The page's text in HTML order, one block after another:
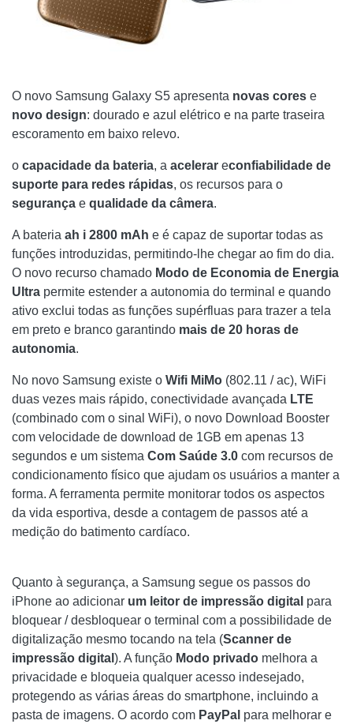
O novo Samsung Galaxy S5 apresenta novas cores e
novo design: dourado e azul elétrico e na parte traseira
escoramento em baixo relevo.
o capacidade da bateria, a acelerar econfiabilidade de
suporte para redes rápidas, os recursos para o
segurança e qualidade da câmera.
A bateria ah i 2800 mAh e é capaz de suportar todas as
funções introduzidas, permitindo-lhe chegar ao fim do dia.
O novo recurso chamado Modo de Economia de Energia
Ultra permite estender a autonomia do terminal e quando
ativo exclui todas as funções supérfluas para trazer a tela
em preto e branco garantindo mais de 20 horas de
autonomia.
No novo Samsung existe o Wifi MiMo (802.11 / ac), WiFi
duas vezes mais rápido, conectividade avançada LTE
(combinado com o sinal WiFi), o novo Download Booster
com velocidade de download de 1GB em apenas 13
segundos e um sistema Com Saúde 3.0 com recursos de
condicionamento físico que ajudam os usuários a manter a
forma. A ferramenta permite monitorar todos os aspectos
da vida esportiva, desde a contagem de passos até a
medição do batimento cardíaco.
Quanto à segurança, a Samsung segue os passos do
iPhone ao adicionar um leitor de impressão digital para
bloquear / desbloquear o terminal com a possibilidade de
digitalização mesmo tocando na tela (Scanner de
impressão digital ). A função Modo privado melhora a
privacidade e bloqueia qualquer acesso indesejado,
protegendo as várias áreas do smartphone, incluindo a
pasta de imagens. O acordo com PayPal para melhorar e